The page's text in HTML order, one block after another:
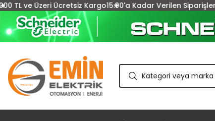
Üzeri Ücretsiz Kargo15:00'a Kadar Verilen Siparişler Aynı